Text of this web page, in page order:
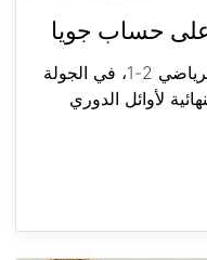
على حساب جويا
فوز الأنصار على جويا الرياضي 2-1، في الجولة
لأوائل الدوري